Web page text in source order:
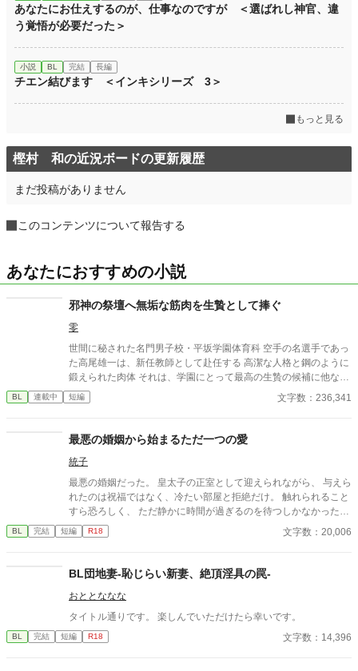
あなたにお仕えするのが、仕事なのですが ＜選ばれし神官、違
う覚悟が必要だった＞
小説 BL 完結 長編
チエン結びます ＜インキシリーズ 3＞
もっと見る
樫村 和の近況ボードの更新履歴
まだ投稿がありません
このコンテンツについて報告する
あなたにおすすめの小説
邪神の祭壇へ無垢な筋肉を生贄として捧ぐ
零
世間に秘された名門男子校・平坂学園体育科 空手の名選手であっ
た高尾雄一は、新任教師として赴任する 高潔な人格と鋼のように
鍛えられた肉体 それは、学園にとって最高の生贄の候補に他なら
なかった 至高の筋肉を持つ、精神を削られ意志をなくした青年を
太古の神に捧げるため、“水”、“風”、“土”の信奉者達が暗躍する 意
校で繰り広げられるダークファンタジー
BL 連載中 短編 文字数：236,341
最悪の婚姻から始まるただ一つの愛
統子
最悪の婚姻だった。 皇太子の正室として迎えられながら、 与えら
れたのは祝福ではなく、冷たい部屋と拒絶だけ。 触れられること
すら恐ろしく、 ただ静かに時間が過ぎるのを待つしかなかった。
けれど—— 差し出された手は、思っていたものとは違っていた。
無理に触れない。 急がない。 ただ、こちらの様子を確かめるよう
り前になり、 言葉を交わす時間が、夜の習慣になっていた。 触れ
られるたびに怖さは消え、 代わりに残るのは、離れがたい温も
り。 これは、最悪の婚姻から始まった関係が、 やがて“ただ一
人”へと変わっていく物語。 望まれなかったはずのはじまりが、
い、溺れるような愛の記録。
BL 完結 短編 R18 文字数：20,006
BL団地妻-恥じらい新妻、絶頂淫具の罠-
おととななな
タイトル通りです。 楽しんでいただけたら幸いです。
BL 完結 短編 R18 文字数：14,396